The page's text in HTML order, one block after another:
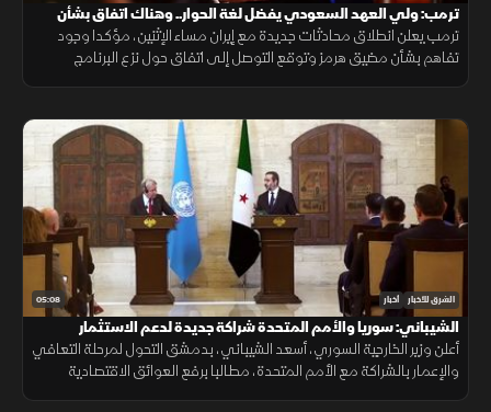
ترمب: ولي العهد السعودي يفضل لغة الحوار.. وهناك اتفاق بشأن
هرمز
ترمب يعلن انطلاق محادثات جديدة مع إيران مساء الإثنين، مؤكدا وجود
تفاهم بشأن مضيق هرمز وتوقع التوصل إلى اتفاق حول نزع البرنامج
05:08 الشرق للأخبار أخبار
الشيباني: سوريا والأمم المتحدة شراكة جديدة لدعم الاستثمار
والتعافي
أعلن وزير الخارجية السوري، أسعد الشيباني، بدمشق التحول لمرحلة التعافي
والإعمار بالشراكة مع الأمم المتحدة، مطالبا برفع العوائق الاقتصادية